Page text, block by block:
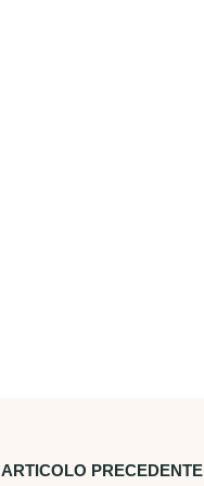
ARTICOLO PRECEDENTE